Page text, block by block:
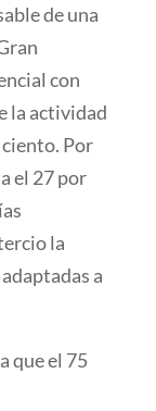
de una
con
la actividad
Por
el 27 por
la
a
que el 75